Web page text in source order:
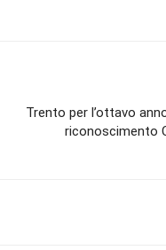
Trento per l’ottavo
riconoscimento